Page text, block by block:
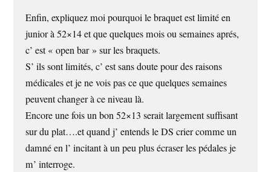
Enfin, expliquez moi pourquoi le braquet est limité en
junior à 52×14 et que quelques mois ou semaines aprés,
c’ est « open bar » sur les braquets.
S’ ils sont limités, c’ est sans doute pour des raisons
médicales et je ne vois pas ce que quelques semaines
peuvent changer à ce niveau là.
Encore une fois un bon 52×13 serait largement suffisant
sur du plat….et quand j’ entends le DS crier comme un
damné en l’ incitant à un peu plus écraser les pédales je
m’ interroge.